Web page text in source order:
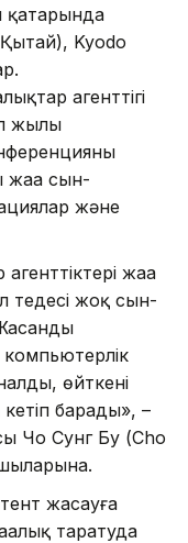
қатарында
Kyodo
агенттігі
жылы
сын-
және
жаңа
теңдесі жоқ сын-
компьютерлік
өйткені
барады», –
Чо Сунг Бу (Cho
жасауға
таратуда